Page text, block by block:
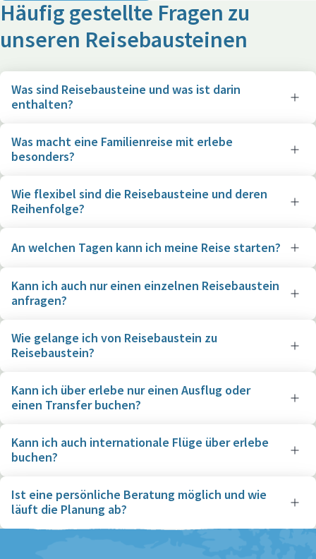
Häufig gestellte Fragen zu
unseren Reisebausteinen
Was sind Reisebausteine und was ist darin
enthalten?
Was macht eine Familienreise mit erlebe
besonders?
Wie flexibel sind die Reisebausteine und deren
Reihenfolge?
An welchen Tagen kann ich meine Reise starten?
Kann ich auch nur einen einzelnen Reisebaustein
anfragen?
Wie gelange ich von Reisebaustein zu
Reisebaustein?
Kann ich über erlebe nur einen Ausflug oder
einen Transfer buchen?
Kann ich auch internationale Flüge über erlebe
buchen?
Ist eine persönliche Beratung möglich und wie
läuft die Planung ab?